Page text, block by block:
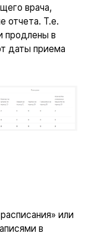
врача,
отчета. Т.е.
продлены в
даты приема
или
в